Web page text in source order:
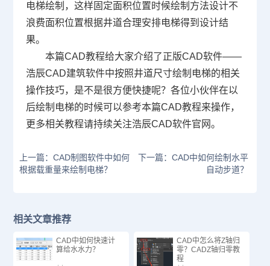
电梯绘制，这样固定面积位置时候绘制方法设计不
浪费面积位置根据井道合理安排电梯得到设计结
果。
本篇CAD教程给大家介绍了 正版CAD软件——
浩辰CAD建筑软件中按照井道尺寸绘制电梯的相关
操作技巧，是不是很方便快捷呢？各位小伙伴在以
后绘制电梯的时候可以参考本篇CAD教程来操作，
更多相关教程请持续关注浩辰CAD软件官网。
上一篇：CAD制图软件中如何
根据载重量来绘制电梯？
下一篇：CAD中如何绘制水平
自动步道？
相关文章推荐
CAD中如何快速计
算给水水力？
CAD中怎么将Z轴归
零？CADZ轴归零教
程